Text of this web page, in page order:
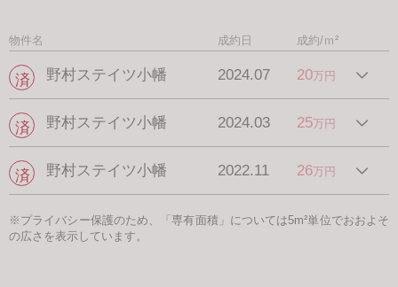
物件名 成約日 成約/ｍ²
野村ステイツ小幡 2024.07 20万円
野村ステイツ小幡 2024.03 25万円
野村ステイツ小幡 2022.11 26万円
※プライバシー保護のため、「専有面積」については5m²単位でおおよそ
の広さを表示しています。